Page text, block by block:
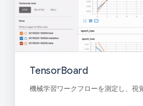
TensorBoard
機械学習ワークフローを測定し、視